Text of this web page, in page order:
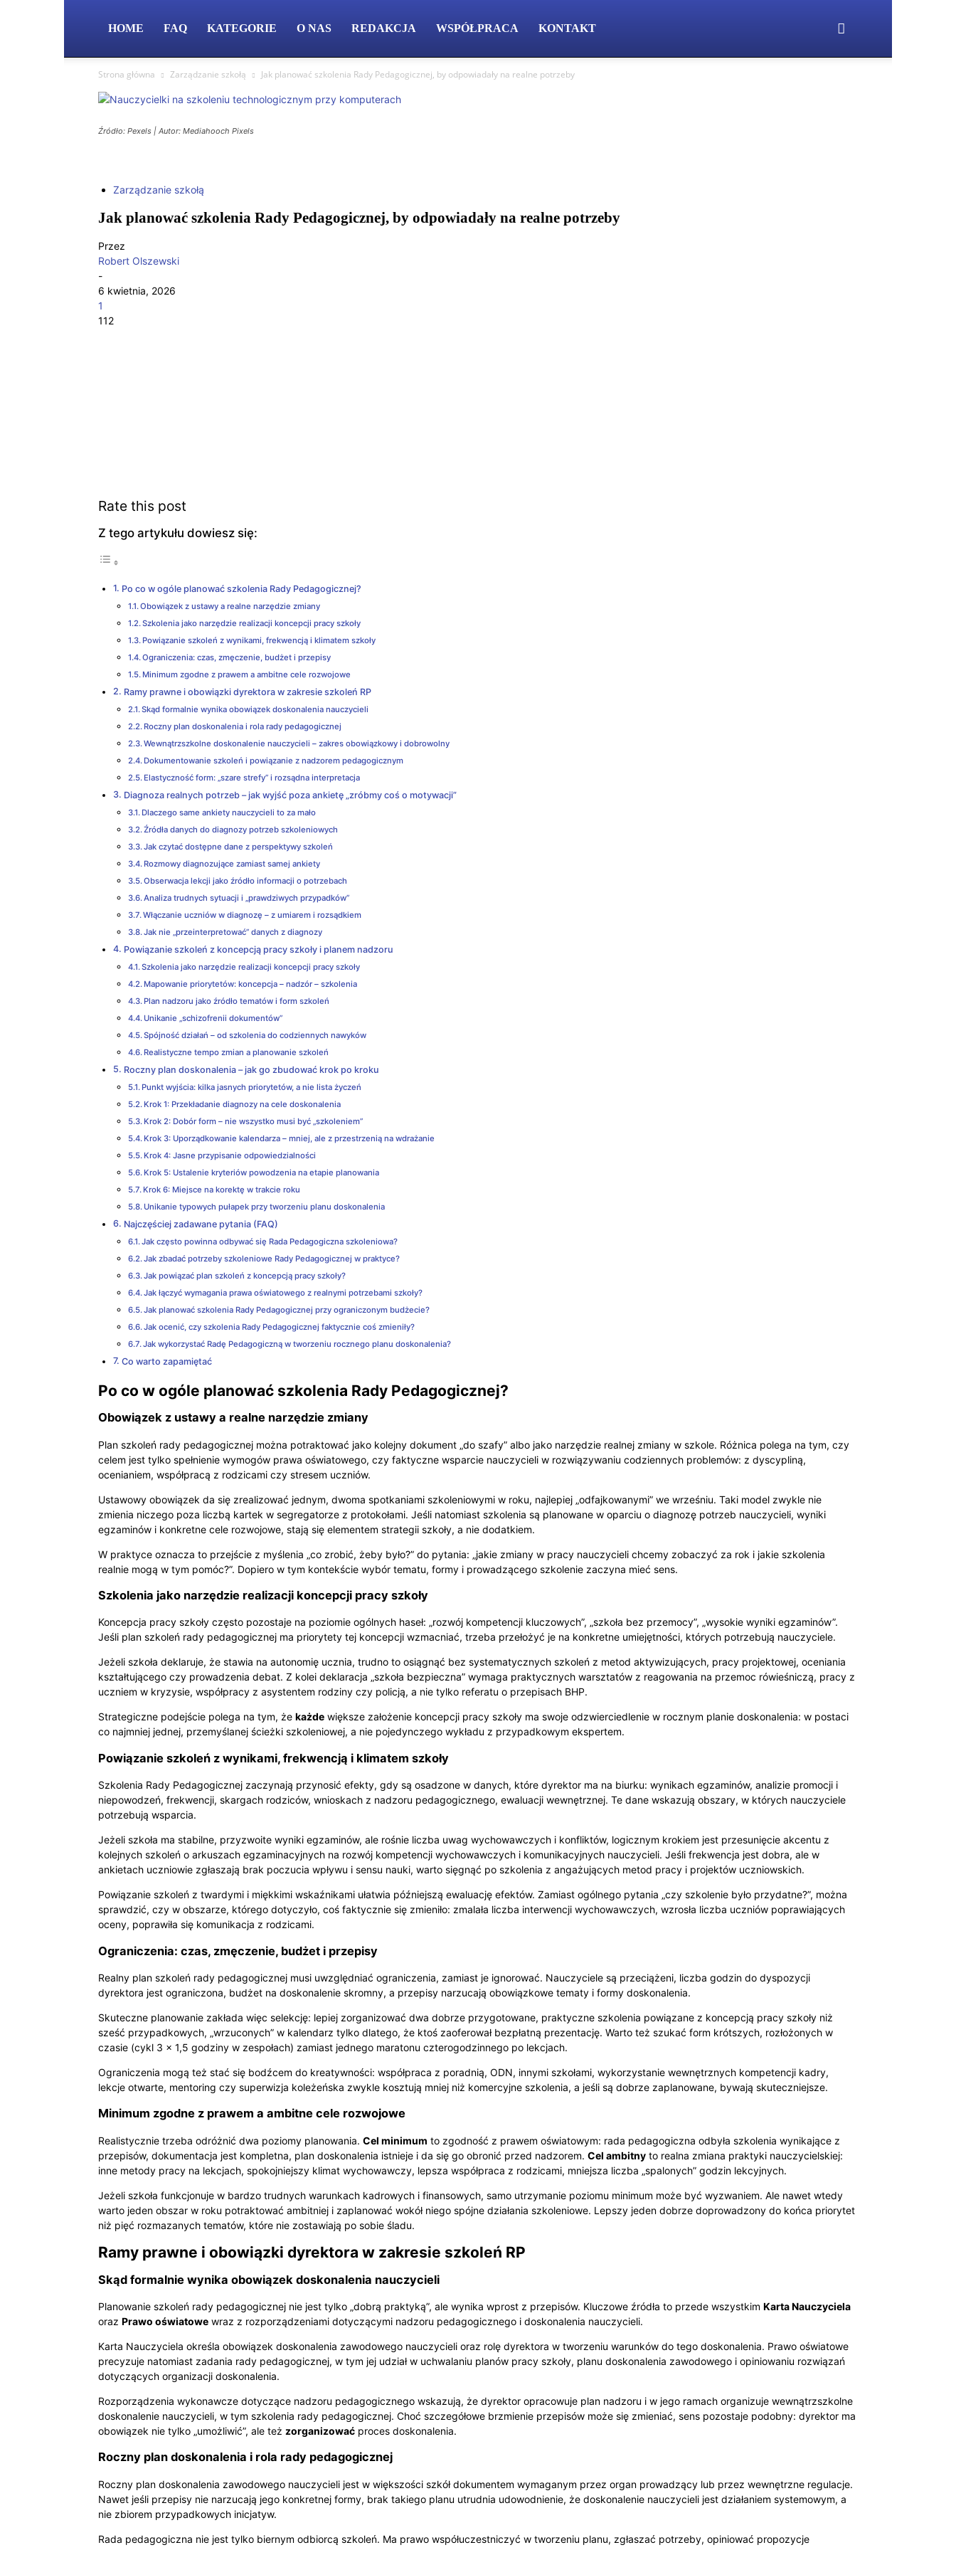
HOME FAQ KATEGORIE O NAS REDAKCJA WSPÓŁPRACA KONTAKT
Strona główna Zarządzanie szkołą Jak planować szkolenia Rady Pedagogicznej, by odpowiadały na realne potrzeby
Źródło: Pexels | Autor: Mediahooch Pixels
Zarządzanie szkołą
Jak planować szkolenia Rady Pedagogicznej, by odpowiadały na realne potrzeby
Przez
Robert Olszewski
-
6 kwietnia, 2026
1
112
Rate this post
Z tego artykułu dowiesz się:
Po co w ogóle planować szkolenia Rady Pedagogicznej?
Obowiązek z ustawy a realne narzędzie zmiany
Szkolenia jako narzędzie realizacji koncepcji pracy szkoły
Powiązanie szkoleń z wynikami, frekwencją i klimatem szkoły
Ograniczenia: czas, zmęczenie, budżet i przepisy
Minimum zgodne z prawem a ambitne cele rozwojowe
Ramy prawne i obowiązki dyrektora w zakresie szkoleń RP
Skąd formalnie wynika obowiązek doskonalenia nauczycieli
Roczny plan doskonalenia i rola rady pedagogicznej
Wewnątrzszkolne doskonalenie nauczycieli – zakres obowiązkowy i dobrowolny
Dokumentowanie szkoleń i powiązanie z nadzorem pedagogicznym
Elastyczność form: „szare strefy” i rozsądna interpretacja
Diagnoza realnych potrzeb – jak wyjść poza ankietę „zróbmy coś o motywacji”
Dlaczego same ankiety nauczycieli to za mało
Źródła danych do diagnozy potrzeb szkoleniowych
Jak czytać dostępne dane z perspektywy szkoleń
Rozmowy diagnozujące zamiast samej ankiety
Obserwacja lekcji jako źródło informacji o potrzebach
Analiza trudnych sytuacji i „prawdziwych przypadków”
Włączanie uczniów w diagnozę – z umiarem i rozsądkiem
Jak nie „przeinterpretować” danych z diagnozy
Powiązanie szkoleń z koncepcją pracy szkoły i planem nadzoru
Szkolenia jako narzędzie realizacji koncepcji pracy szkoły
Mapowanie priorytetów: koncepcja – nadzór – szkolenia
Plan nadzoru jako źródło tematów i form szkoleń
Unikanie „schizofrenii dokumentów”
Spójność działań – od szkolenia do codziennych nawyków
Realistyczne tempo zmian a planowanie szkoleń
Roczny plan doskonalenia – jak go zbudować krok po kroku
Punkt wyjścia: kilka jasnych priorytetów, a nie lista życzeń
Krok 1: Przekładanie diagnozy na cele doskonalenia
Krok 2: Dobór form – nie wszystko musi być „szkoleniem”
Krok 3: Uporządkowanie kalendarza – mniej, ale z przestrzenią na wdrażanie
Krok 4: Jasne przypisanie odpowiedzialności
Krok 5: Ustalenie kryteriów powodzenia na etapie planowania
Krok 6: Miejsce na korektę w trakcie roku
Unikanie typowych pułapek przy tworzeniu planu doskonalenia
Najczęściej zadawane pytania (FAQ)
Jak często powinna odbywać się Rada Pedagogiczna szkoleniowa?
Jak zbadać potrzeby szkoleniowe Rady Pedagogicznej w praktyce?
Jak powiązać plan szkoleń z koncepcją pracy szkoły?
Jak łączyć wymagania prawa oświatowego z realnymi potrzebami szkoły?
Jak planować szkolenia Rady Pedagogicznej przy ograniczonym budżecie?
Jak ocenić, czy szkolenia Rady Pedagogicznej faktycznie coś zmieniły?
Jak wykorzystać Radę Pedagogiczną w tworzeniu rocznego planu doskonalenia?
Co warto zapamiętać
Po co w ogóle planować szkolenia Rady Pedagogicznej?
Obowiązek z ustawy a realne narzędzie zmiany
Plan szkoleń rady pedagogicznej można potraktować jako kolejny dokument „do szafy” albo jako narzędzie realnej zmiany w szkole. Różnica polega na tym, czy
celem jest tylko spełnienie wymogów prawa oświatowego, czy faktyczne wsparcie nauczycieli w rozwiązywaniu codziennych problemów: z dyscypliną,
ocenianiem, współpracą z rodzicami czy stresem uczniów.
Ustawowy obowiązek da się zrealizować jednym, dwoma spotkaniami szkoleniowymi w roku, najlepiej „odfajkowanymi” we wrześniu. Taki model zwykle nie
zmienia niczego poza liczbą kartek w segregatorze z protokołami. Jeśli natomiast szkolenia są planowane w oparciu o diagnozę potrzeb nauczycieli, wyniki
egzaminów i konkretne cele rozwojowe, stają się elementem strategii szkoły, a nie dodatkiem.
W praktyce oznacza to przejście z myślenia „co zrobić, żeby było?” do pytania: „jakie zmiany w pracy nauczycieli chcemy zobaczyć za rok i jakie szkolenia
realnie mogą w tym pomóc?”. Dopiero w tym kontekście wybór tematu, formy i prowadzącego szkolenie zaczyna mieć sens.
Szkolenia jako narzędzie realizacji koncepcji pracy szkoły
Koncepcja pracy szkoły często pozostaje na poziomie ogólnych haseł: „rozwój kompetencji kluczowych”, „szkoła bez przemocy”, „wysokie wyniki egzaminów”.
Jeśli plan szkoleń rady pedagogicznej ma priorytety tej koncepcji wzmacniać, trzeba przełożyć je na konkretne umiejętności, których potrzebują nauczyciele.
Jeżeli szkoła deklaruje, że stawia na autonomię ucznia, trudno to osiągnąć bez systematycznych szkoleń z metod aktywizujących, pracy projektowej, oceniania
kształtującego czy prowadzenia debat. Z kolei deklaracja „szkoła bezpieczna” wymaga praktycznych warsztatów z reagowania na przemoc rówieśniczą, pracy z
uczniem w kryzysie, współpracy z asystentem rodziny czy policją, a nie tylko referatu o przepisach BHP.
Strategiczne podejście polega na tym, że każde większe założenie koncepcji pracy szkoły ma swoje odzwierciedlenie w rocznym planie doskonalenia: w postaci
co najmniej jednej, przemyślanej ścieżki szkoleniowej, a nie pojedynczego wykładu z przypadkowym ekspertem.
Powiązanie szkoleń z wynikami, frekwencją i klimatem szkoły
Szkolenia Rady Pedagogicznej zaczynają przynosić efekty, gdy są osadzone w danych, które dyrektor ma na biurku: wynikach egzaminów, analizie promocji i
niepowodzeń, frekwencji, skargach rodziców, wnioskach z nadzoru pedagogicznego, ewaluacji wewnętrznej. Te dane wskazują obszary, w których nauczyciele
potrzebują wsparcia.
Jeżeli szkoła ma stabilne, przyzwoite wyniki egzaminów, ale rośnie liczba uwag wychowawczych i konfliktów, logicznym krokiem jest przesunięcie akcentu z
kolejnych szkoleń o arkuszach egzaminacyjnych na rozwój kompetencji wychowawczych i komunikacyjnych nauczycieli. Jeśli frekwencja jest dobra, ale w
ankietach uczniowie zgłaszają brak poczucia wpływu i sensu nauki, warto sięgnąć po szkolenia z angażujących metod pracy i projektów uczniowskich.
Powiązanie szkoleń z twardymi i miękkimi wskaźnikami ułatwia późniejszą ewaluację efektów. Zamiast ogólnego pytania „czy szkolenie było przydatne?”, można
sprawdzić, czy w obszarze, którego dotyczyło, coś faktycznie się zmieniło: zmalała liczba interwencji wychowawczych, wzrosła liczba uczniów poprawiających
oceny, poprawiła się komunikacja z rodzicami.
Ograniczenia: czas, zmęczenie, budżet i przepisy
Realny plan szkoleń rady pedagogicznej musi uwzględniać ograniczenia, zamiast je ignorować. Nauczyciele są przeciążeni, liczba godzin do dyspozycji
dyrektora jest ograniczona, budżet na doskonalenie skromny, a przepisy narzucają obowiązkowe tematy i formy doskonalenia.
Skuteczne planowanie zakłada więc selekcję: lepiej zorganizować dwa dobrze przygotowane, praktyczne szkolenia powiązane z koncepcją pracy szkoły niż
sześć przypadkowych, „wrzuconych” w kalendarz tylko dlatego, że ktoś zaoferował bezpłatną prezentację. Warto też szukać form krótszych, rozłożonych w
czasie (cykl 3 × 1,5 godziny w zespołach) zamiast jednego maratonu czterogodzinnego po lekcjach.
Ograniczenia mogą też stać się bodźcem do kreatywności: współpraca z poradnią, ODN, innymi szkołami, wykorzystanie wewnętrznych kompetencji kadry,
lekcje otwarte, mentoring czy superwizja koleżeńska zwykle kosztują mniej niż komercyjne szkolenia, a jeśli są dobrze zaplanowane, bywają skuteczniejsze.
Minimum zgodne z prawem a ambitne cele rozwojowe
Realistycznie trzeba odróżnić dwa poziomy planowania. Cel minimum to zgodność z prawem oświatowym: rada pedagogiczna odbyła szkolenia wynikające z
przepisów, dokumentacja jest kompletna, plan doskonalenia istnieje i da się go obronić przed nadzorem. Cel ambitny to realna zmiana praktyki nauczycielskiej:
inne metody pracy na lekcjach, spokojniejszy klimat wychowawczy, lepsza współpraca z rodzicami, mniejsza liczba „spalonych” godzin lekcyjnych.
Jeżeli szkoła funkcjonuje w bardzo trudnych warunkach kadrowych i finansowych, samo utrzymanie poziomu minimum może być wyzwaniem. Ale nawet wtedy
warto jeden obszar w roku potraktować ambitniej i zaplanować wokół niego spójne działania szkoleniowe. Lepszy jeden dobrze doprowadzony do końca priorytet
niż pięć rozmazanych tematów, które nie zostawiają po sobie śladu.
Ramy prawne i obowiązki dyrektora w zakresie szkoleń RP
Skąd formalnie wynika obowiązek doskonalenia nauczycieli
Planowanie szkoleń rady pedagogicznej nie jest tylko „dobrą praktyką”, ale wynika wprost z przepisów. Kluczowe źródła to przede wszystkim Karta Nauczyciela
oraz Prawo oświatowe wraz z rozporządzeniami dotyczącymi nadzoru pedagogicznego i doskonalenia nauczycieli.
Karta Nauczyciela określa obowiązek doskonalenia zawodowego nauczycieli oraz rolę dyrektora w tworzeniu warunków do tego doskonalenia. Prawo oświatowe
precyzuje natomiast zadania rady pedagogicznej, w tym jej udział w uchwalaniu planów pracy szkoły, planu doskonalenia zawodowego i opiniowaniu rozwiązań
dotyczących organizacji doskonalenia.
Rozporządzenia wykonawcze dotyczące nadzoru pedagogicznego wskazują, że dyrektor opracowuje plan nadzoru i w jego ramach organizuje wewnątrzszkolne
doskonalenie nauczycieli, w tym szkolenia rady pedagogicznej. Choć szczegółowe brzmienie przepisów może się zmieniać, sens pozostaje podobny: dyrektor ma
obowiązek nie tylko „umożliwić”, ale też zorganizować proces doskonalenia.
Roczny plan doskonalenia i rola rady pedagogicznej
Roczny plan doskonalenia zawodowego nauczycieli jest w większości szkół dokumentem wymaganym przez organ prowadzący lub przez wewnętrzne regulacje.
Nawet jeśli przepisy nie narzucają jego konkretnej formy, brak takiego planu utrudnia udowodnienie, że doskonalenie nauczycieli jest działaniem systemowym, a
nie zbiorem przypadkowych inicjatyw.
Rada pedagogiczna nie jest tylko biernym odbiorcą szkoleń. Ma prawo współuczestniczyć w tworzeniu planu, zgłaszać potrzeby, opiniować propozycje